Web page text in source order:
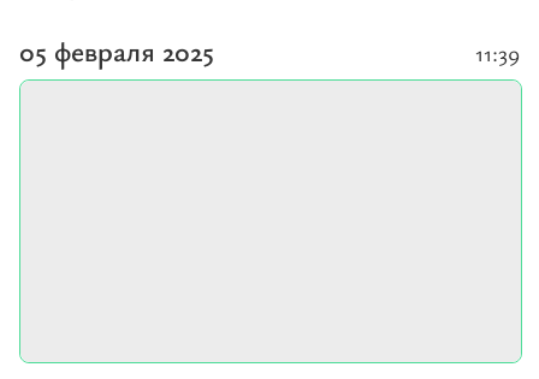
05 февраля 2025 11:39